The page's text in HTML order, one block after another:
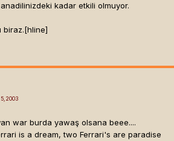
kadar etkili olmuyor.
biraz.[hline]
2003
war burda yawaş olsana beee....
is a dream, two Ferrari's are paradise